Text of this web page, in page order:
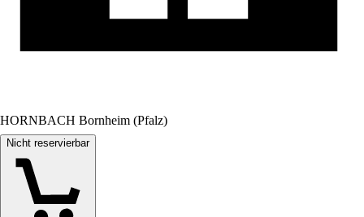
HORNBACH Bornheim (Pfalz)
Nicht reservierbar